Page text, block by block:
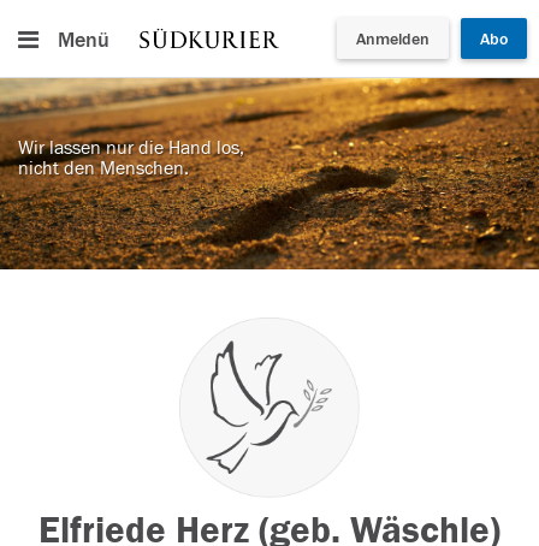
Menü Anmelden Abo
Wir lassen nur die Hand los,
nicht den Menschen.
Elfriede Herz (geb. Wäschle)